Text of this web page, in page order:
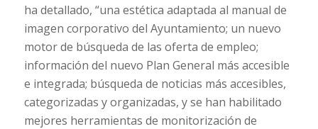
ha detallado, “una estética adaptada al manual de
imagen corporativo del Ayuntamiento; un nuevo
motor de búsqueda de las oferta de empleo;
información del nuevo Plan General más accesible
e integrada; búsqueda de noticias más accesibles,
categorizadas y organizadas, y se han habilitado
mejores herramientas de monitorización de